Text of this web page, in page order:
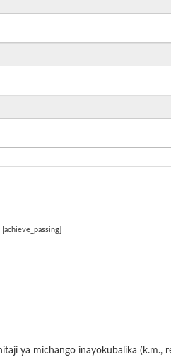
[achieve_passing]
ya michango inayokubalika (k.m.,